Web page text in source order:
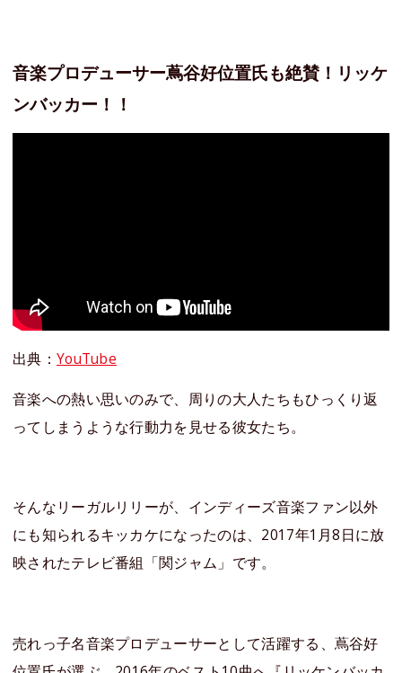
音楽プロデューサー蔦谷好位置氏も絶賛！リッケ
ンバッカー！！
出典： YouTube
音楽への熱い思いのみで、周りの大人たちもひっくり返
ってしまうような行動力を見せる彼女たち。
そんなリーガルリリーが、インディーズ音楽ファン以外
にも知られるキッカケになったのは、2017年1月8日に放
映されたテレビ番組「関ジャム」です。
売れっ子名音楽プロデューサーとして活躍する、蔦谷好